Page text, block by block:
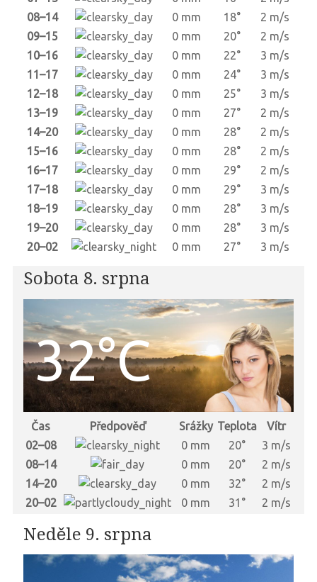
08–14
0 mm 18°
2 m/s
09–15
0 mm 20°
2 m/s
10–16
0 mm 22°
3 m/s
11–17
0 mm 24°
3 m/s
12–18
0 mm 25°
3 m/s
13–19
0 mm 27°
2 m/s
14–20
0 mm 28°
2 m/s
15–16
0 mm 28°
2 m/s
16–17
0 mm 29°
2 m/s
17–18
0 mm 29°
3 m/s
18–19
0 mm 28°
3 m/s
19–20
0 mm 28°
3 m/s
20–02
0 mm 27° 3 m/s
Sobota 8. srpna
32°C
Čas Předpověď Srážky Teplota
Vítr
02–08
0 mm 20°
3 m/s
08–14
0 mm 20°
2 m/s
14–20
0 mm 32°
2 m/s
20–02
0 mm 31° 2 m/s
Neděle 9. srpna